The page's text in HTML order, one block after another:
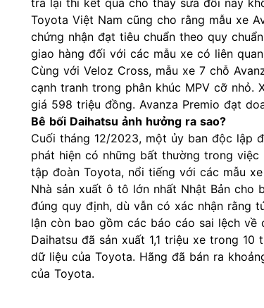
tra lại thì kết quả cho thấy sửa đổi này
Toyota Việt Nam cũng cho rằng mẫu xe
chứng nhận đạt tiêu chuẩn theo quy
giao hàng đối với các mẫu xe có liên
Cùng với Veloz Cross, mẫu xe 7 chỗ
cạnh tranh trong phân khúc MPV cỡ
giá 598 triệu đồng. Avanza Premio đạt
Bê bối Daihatsu ảnh hưởng ra sao?
Cuối tháng 12/2023, một ủy ban độc lập
phát hiện có những bất thường trong
tập đoàn Toyota, nổi tiếng với các mẫu
Nhà sản xuất ô tô lớn nhất Nhật Bản cho
đúng quy định, dù vẫn có xác nhận rằng
lận còn bao gồm các báo cáo sai lệch
Daihatsu đã sản xuất 1,1 triệu xe trong
dữ liệu của Toyota. Hãng đã bán ra
của Toyota.